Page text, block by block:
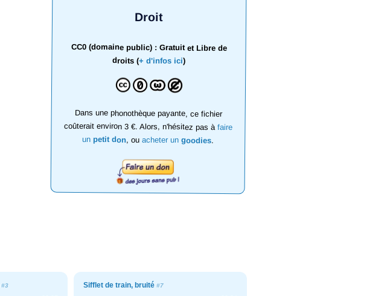
Droit
CC0 (domaine public) : Gratuit et Libre de
droits (+ d'infos ici)
Dans une phonothèque payante, ce fichier
coûterait environ 3 €. Alors, n'hésitez pas àfaire
un petit don, ouacheter ungoodies.
#3 Sifflet de train, bruité#7